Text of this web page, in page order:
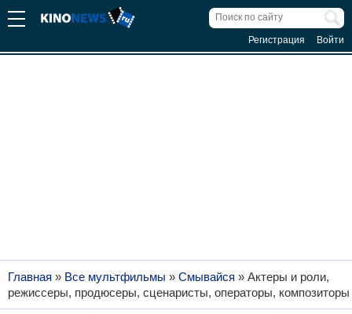
Регистрация Войти
Главная » Все мультфильмы » Смывайся » Актеры и роли,
режиссеры, продюсеры, сценаристы, операторы, композиторы